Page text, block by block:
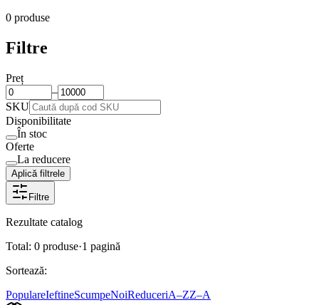
0 produse
Filtre
Preț
–
SKU
Disponibilitate
În stoc
Oferte
La reducere
Aplică filtrele
Filtre
Rezultate catalog
Total: 0 produse·1 pagină
Sortează:
PopulareIeftineScumpeNoiReduceriA–ZZ–A